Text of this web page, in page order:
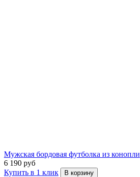
Мужская бордовая футболка из конопли
6 190 руб
Купить в 1 клик
В корзину